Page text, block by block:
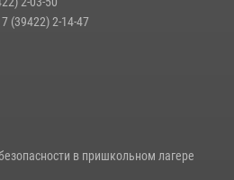
(39422) 2-14-47
в пришкольном лагере